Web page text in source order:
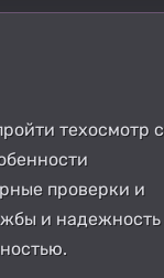
техосмотр с
проверки и
и надежность